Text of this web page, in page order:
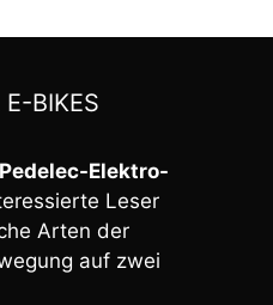
E-BIKES
Pedelec-Elektro-
Leser
Arten der
auf zwei